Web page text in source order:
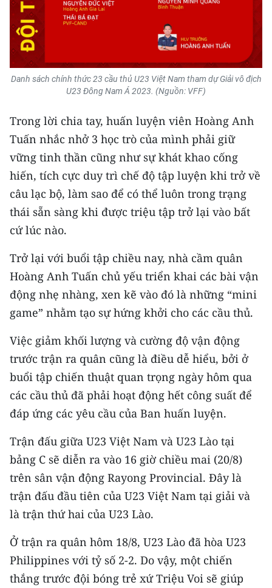
TIN MỚI
TIN ĐỊA PHƯƠNG
Trung du và miền núi phía Bắc
Đồng bằng sông Hồng
Bắc Trung Bộ
Duyên hải Nam Trung Bộ và Tây
Nguyên
Đông Nam Bộ
Đồng bằng sông Cửu Long
Chuyên trang TP. Hồ Chí Minh
CHUYÊN ĐỀ
VỀ BÁO NHÂN DÂN
THỜI NAY
NHÂN DÂN CUỐI TUẦN
NHÂN DÂN HẰNG THÁNG
MUA BÁO
ĐỌC BÁO IN
ENGLISH
中文
Danh sách chính thức 23 cầu thủ U23 Việt Nam tham dự Giải vô địch
U23 Đông Nam Á 2023. (Nguồn: VFF)
Trong lời chia tay, huấn luyện viên Hoàng Anh
Tuấn nhắc nhở 3 học trò của mình phải giữ
vững tinh thần cũng như sự khát khao cống
hiến, tích cực duy trì chế độ tập luyện khi trở về
câu lạc bộ, làm sao để có thể luôn trong trạng
thái sẵn sàng khi được triệu tập trở lại vào bất
cứ lúc nào.
Trở lại với buổi tập chiều nay, nhà cầm quân
Hoàng Anh Tuấn chủ yếu triển khai các bài vận
động nhẹ nhàng, xen kẽ vào đó là những “mini
game” nhằm tạo sự hứng khởi cho các cầu thủ.
Việc giảm khối lượng và cường độ vận động
trước trận ra quân cũng là điều dễ hiểu, bởi ở
buổi tập chiến thuật quan trọng ngày hôm qua
các cầu thủ đã phải hoạt động hết công suất để
đáp ứng các yêu cầu của Ban huấn luyện.
Trận đấu giữa U23 Việt Nam và U23 Lào tại
bảng C sẽ diễn ra vào 16 giờ chiều mai (20/8)
trên sân vận động Rayong Provincial. Đây là
trận đấu đầu tiên của U23 Việt Nam tại giải và
là trận thứ hai của U23 Lào.
Ở trận ra quân hôm 18/8, U23 Lào đã hòa U23
Philippines với tỷ số 2-2. Do vậy, một chiến
thắng trước đội bóng trẻ xứ Triệu Voi sẽ giúp